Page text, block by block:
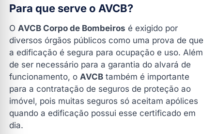
Para que serve o AVCB?
O AVCB Corpo de Bombeiros é exigido por
diversos órgãos públicos como uma prova de que
a edificação é segura para ocupação e uso. Além
de ser necessário para a garantia do alvará de
funcionamento, o AVCB também é importante
para a contratação de seguros de proteção ao
imóvel, pois muitas seguros só aceitam apólices
quando a edificação possui esse certificado em
dia.